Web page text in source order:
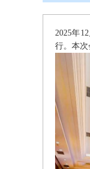
2025年
行。本次